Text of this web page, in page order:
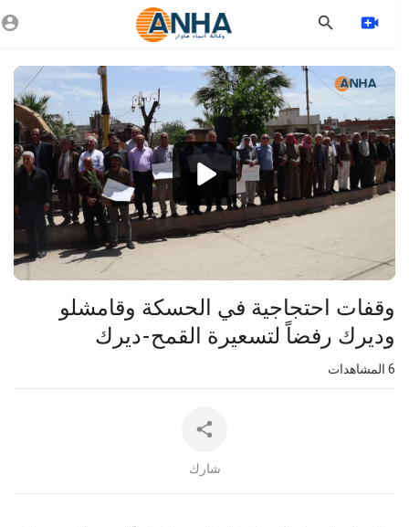
Video
Player
1080p
240p
وقفات احتجاجية في الحسكة وقامشلو
وديرك رفضاً لتسعيرة القمح-ديرك
المشاهدات
شارك